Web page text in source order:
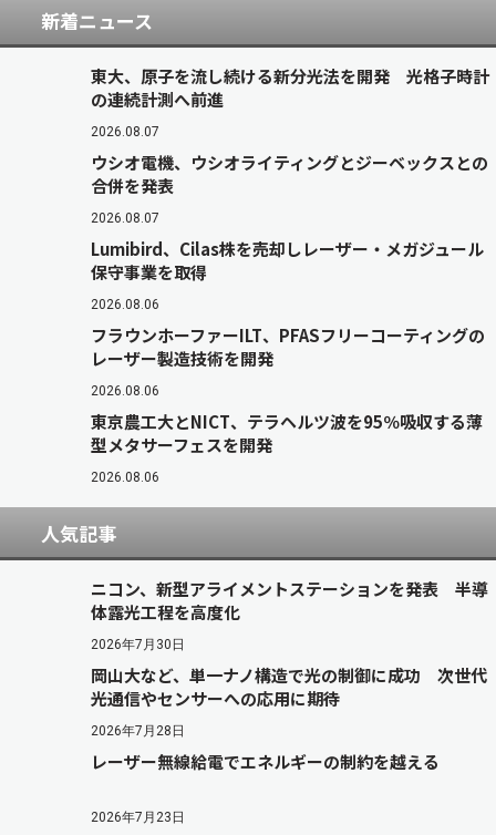
新着ニュース
東大、原子を流し続ける新分光法を開発 光格子時計
の連続計測へ前進
2026.08.07
ウシオ電機、ウシオライティングとジーベックスとの
合併を発表
2026.08.07
Lumibird、Cilas株を売却しレーザー・メガジュール
保守事業を取得
2026.08.06
フラウンホーファーILT、PFASフリーコーティングの
レーザー製造技術を開発
2026.08.06
東京農工大とNICT、テラヘルツ波を95％吸収する薄
型メタサーフェスを開発
2026.08.06
人気記事
ニコン、新型アライメントステーションを発表 半導
体露光工程を高度化
2026年7月30日
岡山大など、単一ナノ構造で光の制御に成功 次世代
光通信やセンサーへの応用に期待
2026年7月28日
レーザー無線給電でエネルギーの制約を越える
2026年7月23日